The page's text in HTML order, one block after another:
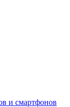
и смартфонов